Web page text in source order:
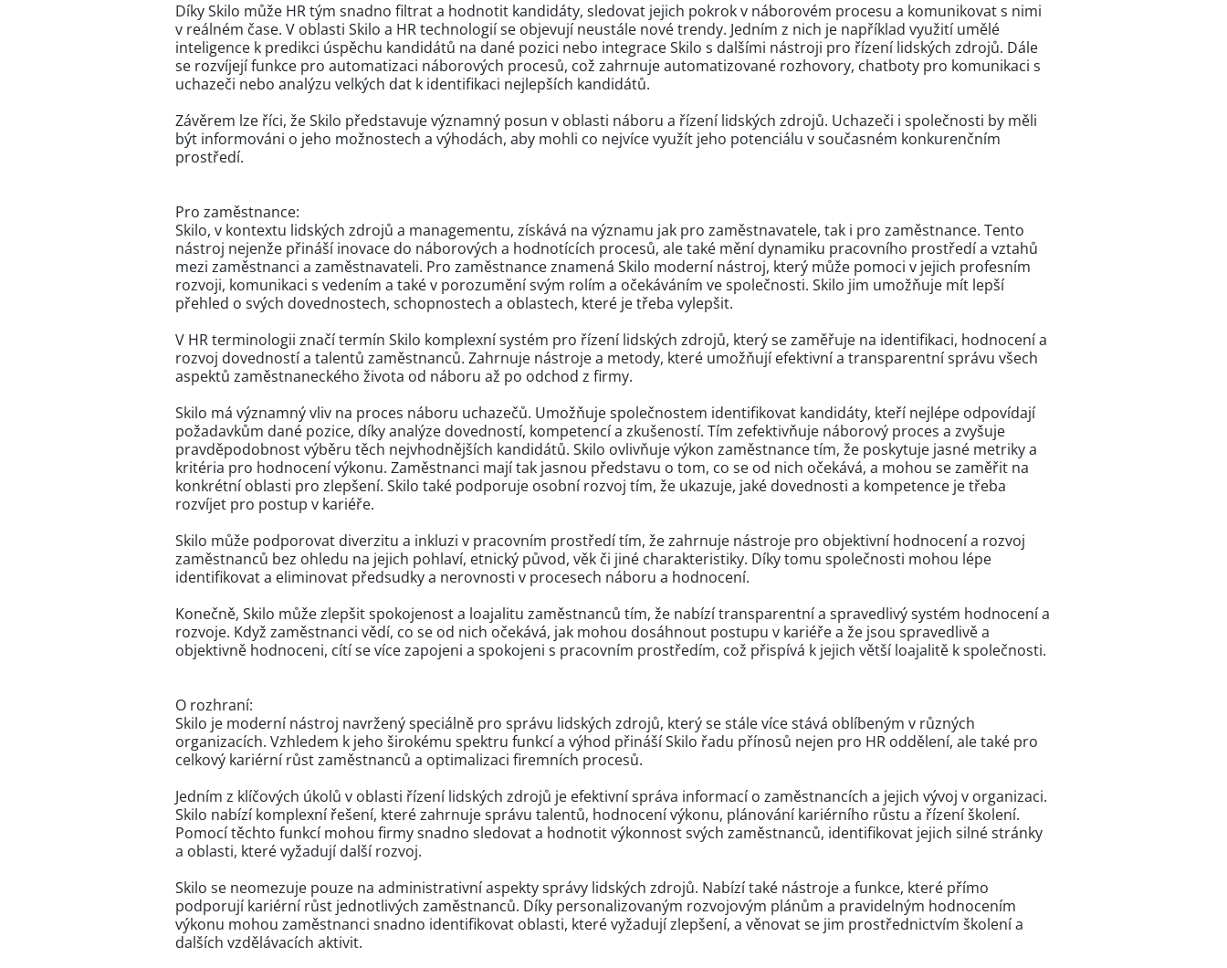
Díky Skilo může HR tým snadno filtrat a hodnotit kandidáty, sledovat jejich pokrok v náborovém procesu a komunikovat s nimi
v reálném čase. V oblasti Skilo a HR technologií se objevují neustále nové trendy. Jedním z nich je například využití umělé
inteligence k predikci úspěchu kandidátů na dané pozici nebo integrace Skilo s dalšími nástroji pro řízení lidských zdrojů. Dále
se rozvíjejí funkce pro automatizaci náborových procesů, což zahrnuje automatizované rozhovory, chatboty pro komunikaci s
uchazeči nebo analýzu velkých dat k identifikaci nejlepších kandidátů.
Závěrem lze říci, že Skilo představuje významný posun v oblasti náboru a řízení lidských zdrojů. Uchazeči i společnosti by měli
být informováni o jeho možnostech a výhodách, aby mohli co nejvíce využít jeho potenciálu v současném konkurenčním
prostředí.
Pro zaměstnance:
Skilo, v kontextu lidských zdrojů a managementu, získává na významu jak pro zaměstnavatele, tak i pro zaměstnance. Tento
nástroj nejenže přináší inovace do náborových a hodnotících procesů, ale také mění dynamiku pracovního prostředí a vztahů
mezi zaměstnanci a zaměstnavateli. Pro zaměstnance znamená Skilo moderní nástroj, který může pomoci v jejich profesním
rozvoji, komunikaci s vedením a také v porozumění svým rolím a očekáváním ve společnosti. Skilo jim umožňuje mít lepší
přehled o svých dovednostech, schopnostech a oblastech, které je třeba vylepšit.
V HR terminologii značí termín Skilo komplexní systém pro řízení lidských zdrojů, který se zaměřuje na identifikaci, hodnocení a
rozvoj dovedností a talentů zaměstnanců. Zahrnuje nástroje a metody, které umožňují efektivní a transparentní správu všech
aspektů zaměstnaneckého života od náboru až po odchod z firmy.
Skilo má významný vliv na proces náboru uchazečů. Umožňuje společnostem identifikovat kandidáty, kteří nejlépe odpovídají
požadavkům dané pozice, díky analýze dovedností, kompetencí a zkušeností. Tím zefektivňuje náborový proces a zvyšuje
pravděpodobnost výběru těch nejvhodnějších kandidátů. Skilo ovlivňuje výkon zaměstnance tím, že poskytuje jasné metriky a
kritéria pro hodnocení výkonu. Zaměstnanci mají tak jasnou představu o tom, co se od nich očekává, a mohou se zaměřit na
konkrétní oblasti pro zlepšení. Skilo také podporuje osobní rozvoj tím, že ukazuje, jaké dovednosti a kompetence je třeba
rozvíjet pro postup v kariéře.
Skilo může podporovat diverzitu a inkluzi v pracovním prostředí tím, že zahrnuje nástroje pro objektivní hodnocení a rozvoj
zaměstnanců bez ohledu na jejich pohlaví, etnický původ, věk či jiné charakteristiky. Díky tomu společnosti mohou lépe
identifikovat a eliminovat předsudky a nerovnosti v procesech náboru a hodnocení.
Konečně, Skilo může zlepšit spokojenost a loajalitu zaměstnanců tím, že nabízí transparentní a spravedlivý systém hodnocení a
rozvoje. Když zaměstnanci vědí, co se od nich očekává, jak mohou dosáhnout postupu v kariéře a že jsou spravedlivě a
objektivně hodnoceni, cítí se více zapojeni a spokojeni s pracovním prostředím, což přispívá k jejich větší loajalitě k společnosti.
O rozhraní:
Skilo je moderní nástroj navržený speciálně pro správu lidských zdrojů, který se stále více stává oblíbeným v různých
organizacích. Vzhledem k jeho širokému spektru funkcí a výhod přináší Skilo řadu přínosů nejen pro HR oddělení, ale také pro
celkový kariérní růst zaměstnanců a optimalizaci firemních procesů.
Jedním z klíčových úkolů v oblasti řízení lidských zdrojů je efektivní správa informací o zaměstnancích a jejich vývoj v organizaci.
Skilo nabízí komplexní řešení, které zahrnuje správu talentů, hodnocení výkonu, plánování kariérního růstu a řízení školení.
Pomocí těchto funkcí mohou firmy snadno sledovat a hodnotit výkonnost svých zaměstnanců, identifikovat jejich silné stránky
a oblasti, které vyžadují další rozvoj.
Skilo se neomezuje pouze na administrativní aspekty správy lidských zdrojů. Nabízí také nástroje a funkce, které přímo
podporují kariérní růst jednotlivých zaměstnanců. Díky personalizovaným rozvojovým plánům a pravidelným hodnocením
výkonu mohou zaměstnanci snadno identifikovat oblasti, které vyžadují zlepšení, a věnovat se jim prostřednictvím školení a
dalších vzdělávacích aktivit.